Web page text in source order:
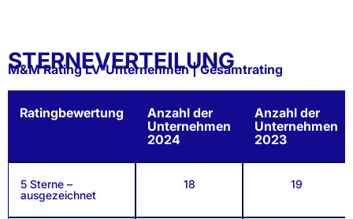
STERNEVERTEILUNG
M&M Rating LV-Unternehmen | Gesamtrating
Ratingbewertung
Anzahl der
Unternehmen
2024
Anzahl der
Unternehmen
2023
5 Sterne –
ausgezeichnet
18 19